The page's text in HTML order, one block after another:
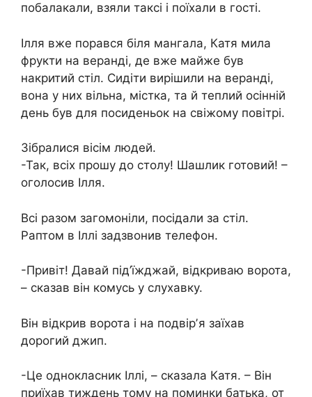
побалакали, взяли таксі і поїхали в гості.
Ілля вже порався біля мангала, Катя мила
фрукти на веранді, де вже майже був
накритий стіл. Сидіти вирішили на веранді,
вона у них вільна, містка, та й теплий осінній
день був для посиденьок на свіжому повітрі.
Зібралися вісім людей.
-Так, всіх прошу до столу! Шашлик готовий! –
оголосив Ілля.
Всі разом загомоніли, посідали за стіл.
Раптом в Іллі задзвонив телефон.
-Привіт! Давай під’їжджай, відкриваю ворота,
– сказав він комусь у слухавку.
Він відкрив ворота і на подвірʼя заїхав
дорогий джип.
-Це однокласник Іллі, – сказала Катя. – Він
приїхав тиждень тому на поминки батька, от